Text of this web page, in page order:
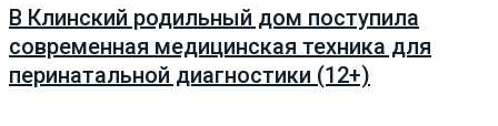
В Клинский родильный дом поступила
современная медицинская техника для
перинатальной диагностики (12+)